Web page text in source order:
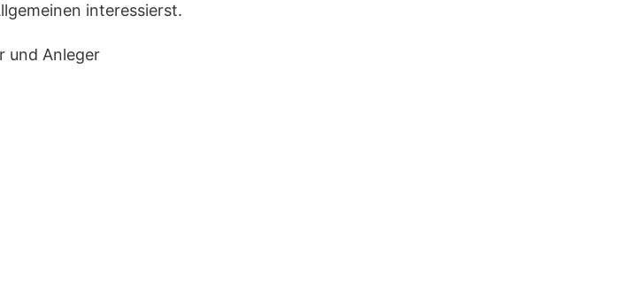
interessierst.
und Anleger